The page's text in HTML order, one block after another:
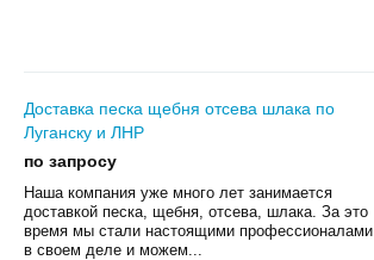
Доставка песка щебня отсева шлака по
Луганску и ЛНР
по запросу
Наша компания уже много лет занимается
доставкой песка, щебня, отсева, шлака. За это
время мы стали настоящими профессионалами
в своем деле и можем...